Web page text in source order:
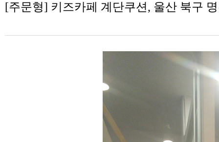
[주문형] 키즈카페 계단쿠션, 울산 북구